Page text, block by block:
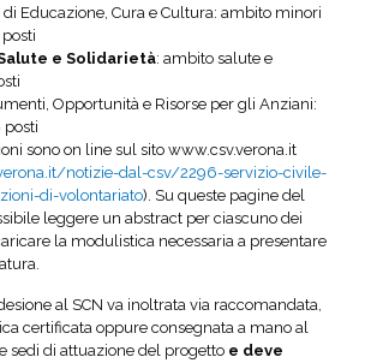
Educazione, Cura e Cultura: ambito minori
e Solidarietà: ambito salute e
Opportunità e Risorse per gli Anziani:
posti
sono on line sul sito www.csv.verona.it
notizie-dal-csv/2296-servizio-civile-
di-volontariato). Su queste pagine del
leggere un abstract per ciascuno dei
la modulistica necessaria a presentare
al SCN va inoltrata via raccomandata,
certificata oppure consegnata a mano al
sedi di attuazione del progettoe deve